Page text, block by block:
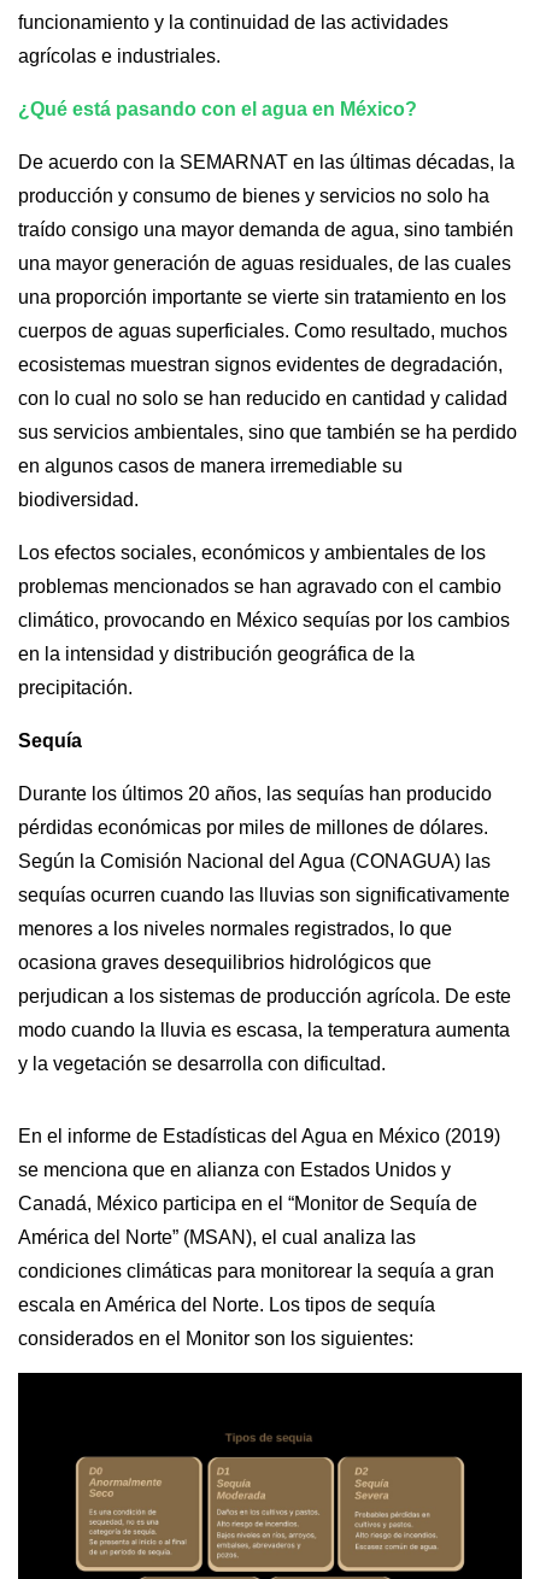
funcionamiento y la continuidad de las actividades
agrícolas e industriales.
¿Qué está pasando con el agua en México?
De acuerdo con la SEMARNAT en las últimas décadas, la
producción y consumo de bienes y servicios no solo ha
traído consigo una mayor demanda de agua, sino también
una mayor generación de aguas residuales, de las cuales
una proporción importante se vierte sin tratamiento en los
cuerpos de aguas superficiales. Como resultado, muchos
ecosistemas muestran signos evidentes de degradación,
con lo cual no solo se han reducido en cantidad y calidad
sus servicios ambientales, sino que también se ha perdido
en algunos casos de manera irremediable su
biodiversidad.
Los efectos sociales, económicos y ambientales de los
problemas mencionados se han agravado con el cambio
climático, provocando en México sequías por los cambios
en la intensidad y distribución geográfica de la
precipitación.
Sequía
Durante los últimos 20 años, las sequías han producido
pérdidas económicas por miles de millones de dólares.
Según la Comisión Nacional del Agua (CONAGUA) las
sequías ocurren cuando las lluvias son significativamente
menores a los niveles normales registrados, lo que
ocasiona graves desequilibrios hidrológicos que
perjudican a los sistemas de producción agrícola. De este
modo cuando la lluvia es escasa, la temperatura aumenta
y la vegetación se desarrolla con dificultad.
En el informe de Estadísticas del Agua en México (2019)
se menciona que en alianza con Estados Unidos y
Canadá, México participa en el “Monitor de Sequía de
América del Norte” (MSAN), el cual analiza las
condiciones climáticas para monitorear la sequía a gran
escala en América del Norte. Los tipos de sequía
considerados en el Monitor son los siguientes: